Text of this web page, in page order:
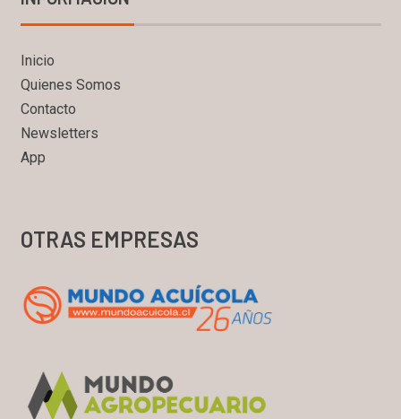
Inicio
Quienes Somos
Contacto
Newsletters
App
OTRAS EMPRESAS